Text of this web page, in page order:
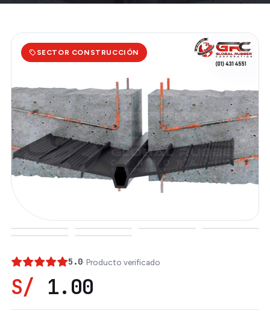
SECTOR CONSTRUCCIÓN
5.0· Producto verificado
S/ 1.00